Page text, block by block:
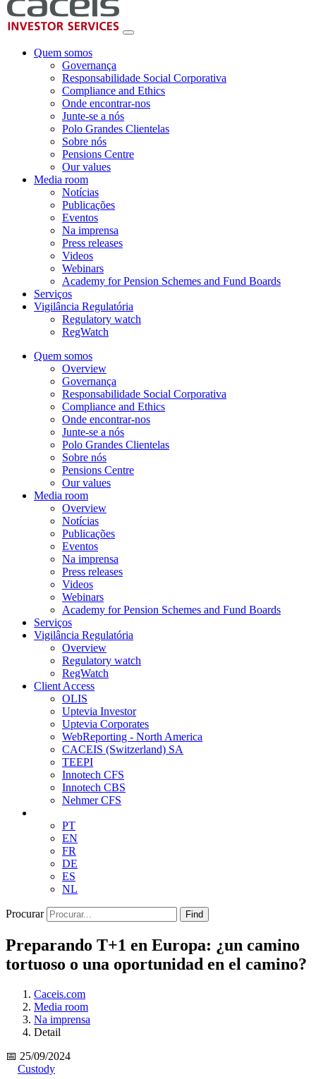
Quem somos
Governança
Responsabilidade Social Corporativa
Compliance and Ethics
Onde encontrar-nos
Junte-se a nós
Polo Grandes Clientelas
Sobre nós
Pensions Centre
Our values
Media room
Notícias
Publicações
Eventos
Na imprensa
Press releases
Videos
Webinars
Academy for Pension Schemes and Fund Boards
Serviços
Vigilância Regulatória
Regulatory watch
RegWatch
Quem somos
Overview
Governança
Responsabilidade Social Corporativa
Compliance and Ethics
Onde encontrar-nos
Junte-se a nós
Polo Grandes Clientelas
Sobre nós
Pensions Centre
Our values
Media room
Overview
Notícias
Publicações
Eventos
Na imprensa
Press releases
Videos
Webinars
Academy for Pension Schemes and Fund Boards
Serviços
Vigilância Regulatória
Overview
Regulatory watch
RegWatch
Client Access
OLIS
Uptevia Investor
Uptevia Corporates
WebReporting - North America
CACEIS (Switzerland) SA
TEEPI
Innotech CFS
Innotech CBS
Nehmer CFS
PT
EN
FR
DE
ES
NL
Procurar Find
Preparando T+1 en Europa: ¿un camino
tortuoso o una oportunidad en el camino?
Caceis.com
Media room
Na imprensa
Detail
📅 25/09/2024
Custody